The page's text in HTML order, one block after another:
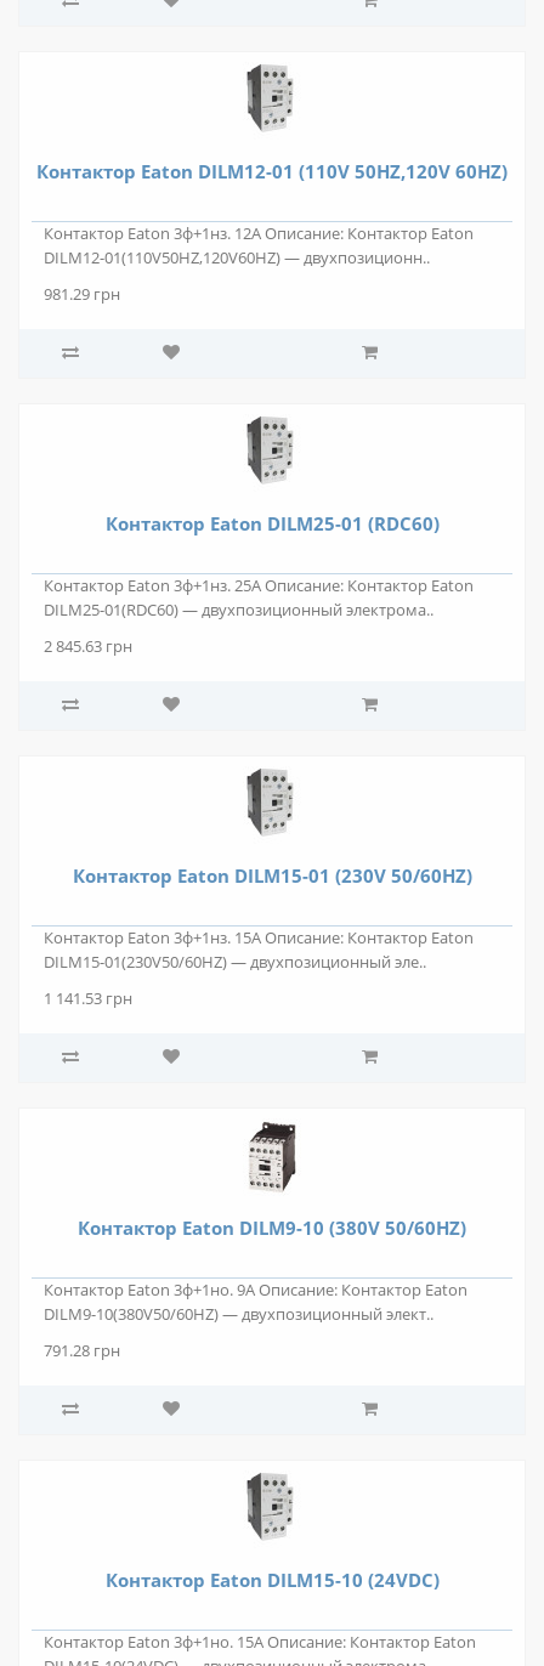
Контактор Eaton DILM12-01 (110V 50HZ,120V 60HZ)
Контактор Eaton 3ф+1нз. 12А Описание: Контактор Eaton
DILM12-01(110V50HZ,120V60HZ) — двухпозиционн..
981.29 грн
Контактор Eaton DILM25-01 (RDC60)
Контактор Eaton 3ф+1нз. 25А Описание: Контактор Eaton
DILM25-01(RDC60) — двухпозиционный электрома..
2 845.63 грн
Контактор Eaton DILM15-01 (230V 50/60HZ)
Контактор Eaton 3ф+1нз. 15А Описание: Контактор Eaton
DILM15-01(230V50/60HZ) — двухпозиционный эле..
1 141.53 грн
Контактор Eaton DILM9-10 (380V 50/60HZ)
Контактор Eaton 3ф+1но. 9А Описание: Контактор Eaton
DILM9-10(380V50/60HZ) — двухпозиционный элект..
791.28 грн
Контактор Eaton DILM15-10 (24VDC)
Контактор Eaton 3ф+1но. 15А Описание: Контактор Eaton